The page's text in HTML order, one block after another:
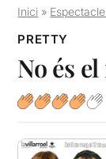
Inici »
PRETTY
No és